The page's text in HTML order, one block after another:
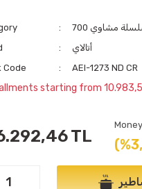
أتالاي
Code
AEI-1273 ND CR
starting from
TL